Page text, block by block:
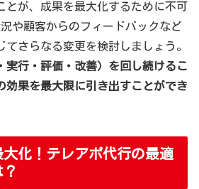
とが、成果を最大化するために不可
や顧客からのフィードバックなど
てさらなる変更を検討しましょう。
実行・評価・改善）を回し続けるこ
効果を最大限に引き出すことができ
化！テレアポ代行の最適